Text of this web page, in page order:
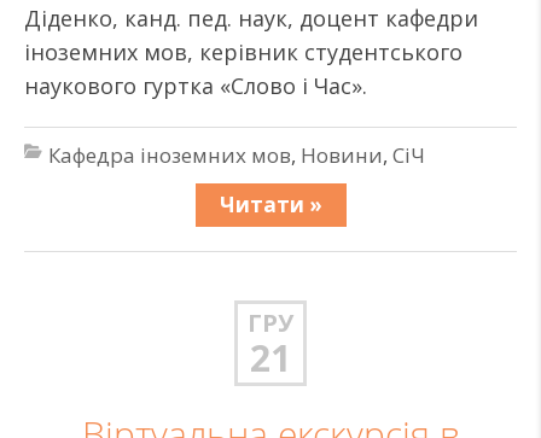
Діденко, канд. пед. наук, доцент кафедри
іноземних мов, керівник студентського
наукового гуртка «Слово і Час».
Кафедра іноземних мов, Новини, СіЧ
Читати »
ГРУ
21